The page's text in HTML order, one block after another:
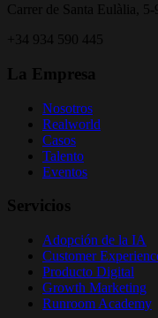
Carrer de Santa Eulàlia, 5-
+34 934 590 445
La Empresa
Nosotros
Realworld
Casos
Talento
Eventos
Servicios
Adopción de la IA
Customer
Producto Digital
Growth Marketing
Runroom Academy